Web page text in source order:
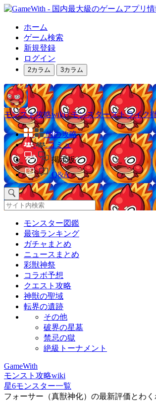
ホーム
ゲーム検索
新規登録
ログイン
2カラム 3カラム
モンスト攻略wiki | モンスターストライク
他の攻略
コミュ
掲示板
Q&A
モンスター図鑑
最強ランキング
ガチャまとめ
ニュースまとめ
彩獣神祭
コラボ予想
クエスト攻略
神獣の聖域
転界の遺跡
その他
破界の星墓
禁忌の獄
絶級トーナメント
GameWith
モンスト攻略wiki
星6モンスター一覧
フォーサー（真獣神化）の最新評価とわ